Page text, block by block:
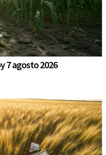
7 agosto 2026